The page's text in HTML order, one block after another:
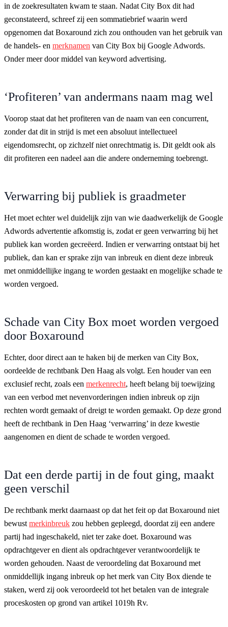
in de zoekresultaten kwam te staan. Nadat City Box dit had
geconstateerd, schreef zij een sommatiebrief waarin werd
opgenomen dat Boxaround zich zou onthouden van het gebruik van
de handels- en merknamen van City Box bij Google Adwords.
Onder meer door middel van keyword advertising.
‘Profiteren’ van andermans naam mag wel
Voorop staat dat het profiteren van de naam van een concurrent,
zonder dat dit in strijd is met een absoluut intellectueel
eigendomsrecht, op zichzelf niet onrechtmatig is. Dit geldt ook als
dit profiteren een nadeel aan die andere onderneming toebrengt.
Verwarring bij publiek is graadmeter
Het moet echter wel duidelijk zijn van wie daadwerkelijk de Google
Adwords advertentie afkomstig is, zodat er geen verwarring bij het
publiek kan worden gecreëerd. Indien er verwarring ontstaat bij het
publiek, dan kan er sprake zijn van inbreuk en dient deze inbreuk
met onmiddellijke ingang te worden gestaakt en mogelijke schade te
worden vergoed.
Schade van City Box moet worden vergoed
door Boxaround
Echter, door direct aan te haken bij de merken van City Box,
oordeelde de rechtbank Den Haag als volgt. Een houder van een
exclusief recht, zoals een merkenrecht, heeft belang bij toewijzing
van een verbod met nevenvorderingen indien inbreuk op zijn
rechten wordt gemaakt of dreigt te worden gemaakt. Op deze grond
heeft de rechtbank in Den Haag ‘verwarring’ in deze kwestie
aangenomen en dient de schade te worden vergoed.
Dat een derde partij in de fout ging, maakt
geen verschil
De rechtbank merkt daarnaast op dat het feit op dat Boxaround niet
bewust merkinbreuk zou hebben gepleegd, doordat zij een andere
partij had ingeschakeld, niet ter zake doet. Boxaround was
opdrachtgever en dient als opdrachtgever verantwoordelijk te
worden gehouden. Naast de veroordeling dat Boxaround met
onmiddellijk ingang inbreuk op het merk van City Box diende te
staken, werd zij ook veroordeeld tot het betalen van de integrale
proceskosten op grond van artikel 1019h Rv.